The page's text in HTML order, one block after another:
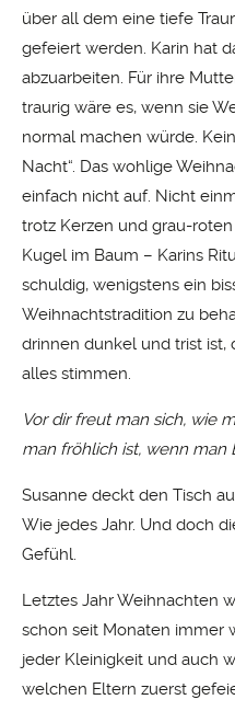
über all dem eine tiefe
gefeiert werden. Karin hat
abzuarbeiten. Für ihre
traurig wäre es, wenn sie
normal machen würde.
Nacht“. Das wohlige
einfach nicht auf. Nicht
trotz Kerzen und grau-
Kugel im Baum – Karins
schuldig, wenigstens ein
Weihnachtstradition zu
drinnen dunkel und trist ist,
alles stimmen.
Vor dir freut man sich, wie
man fröhlich ist, wenn man
Susanne deckt den Tisch
Wie jedes Jahr. Und doch
Gefühl.
Letztes Jahr Weihnachten
schon seit Monaten immer
jeder Kleinigkeit und auch
welchen Eltern zuerst